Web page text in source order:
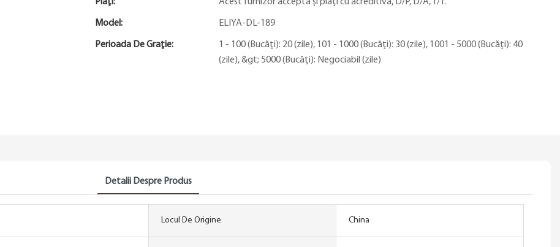
Model: ELIYA-DL-189
Perioada De Graţie:
1 - 100 (Bucăți): 20 (zile), 101 - 1000 (Bucăți): 30 (zile), 1001 - 5000 (Bucăți): 40
(zile), &gt; 5000 (Bucăți): Negociabil (zile)
Detalii Despre Produs
Locul De Origine China